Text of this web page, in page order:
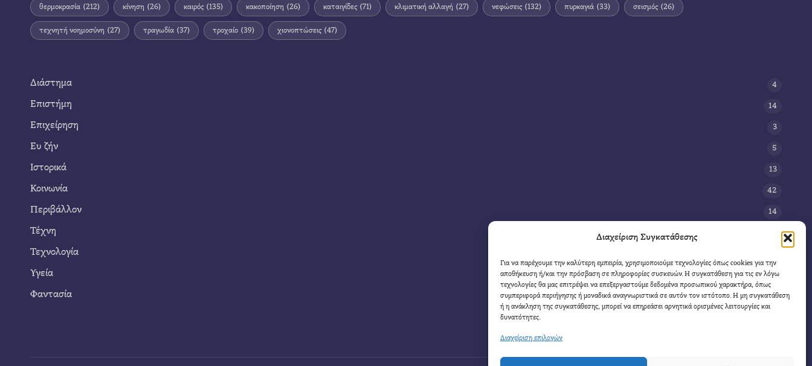
Διαχείριση Συγκατάθεσης
Για να παρέχουμε την καλύτερη εμπειρία, χρησιμοποιούμε τεχνολογίες όπως cookies για την
αποθήκευση ή/και την πρόσβαση σε πληροφορίες συσκευών. Η συγκατάθεση για τις εν λόγω
τεχνολογίες θα μας επιτρέψει να επεξεργαστούμε δεδομένα προσωπικού χαρακτήρα, όπως
συμπεριφορά περιήγησης ή μοναδικά αναγνωριστικά σε αυτόν τον ιστότοπο. Η μη συγκατάθεση
ή η ανάκληση της συγκατάθεσης, μπορεί να επηρεάσει αρνητικά ορισμένες λειτουργίες και
δυνατότητες.
Διαχείριση επιλογών
θερμοκρασία (212) κίνηση (26) καιρός (135) κακοποίηση (26) καταιγίδες (71) κλιματική αλλαγή (27) νεφώσεις (132) πυρκαγιά (33) σεισμός (26)
τεχνητή νοημοσύνη (27) τραγωδία (37) τροχαίο (39) χιονοπτώσεις (47)
Διάστημα 4
Επιστήμη 14
Επιχείρηση 3
Ευ ζήν 5
Ιστορικά 13
Κοινωνία 42
Περιβάλλον 14
Τέχνη
Τεχνολογία
Υγεία 11
Φαντασία 4